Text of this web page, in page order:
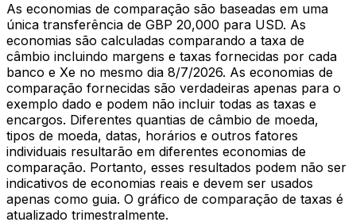
As economias de comparação são baseadas em uma
única transferência de GBP 20,000 para USD. As
economias são calculadas comparando a taxa de
câmbio incluindo margens e taxas fornecidas por cada
banco e Xe no mesmo dia 8/7/2026. As economias de
comparação fornecidas são verdadeiras apenas para o
exemplo dado e podem não incluir todas as taxas e
encargos. Diferentes quantias de câmbio de moeda,
tipos de moeda, datas, horários e outros fatores
individuais resultarão em diferentes economias de
comparação. Portanto, esses resultados podem não ser
indicativos de economias reais e devem ser usados
apenas como guia. O gráfico de comparação de taxas é
atualizado trimestralmente.